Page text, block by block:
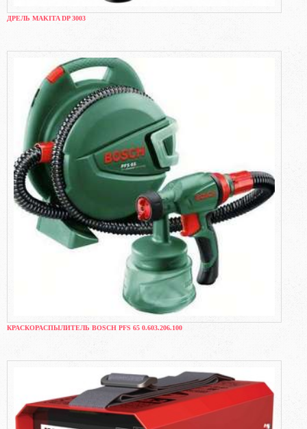
ДРЕЛЬ MAKITA DP 3003
КРАСКОРАСПЫЛИТЕЛЬ BOSCH PFS 65 0.603.206.100